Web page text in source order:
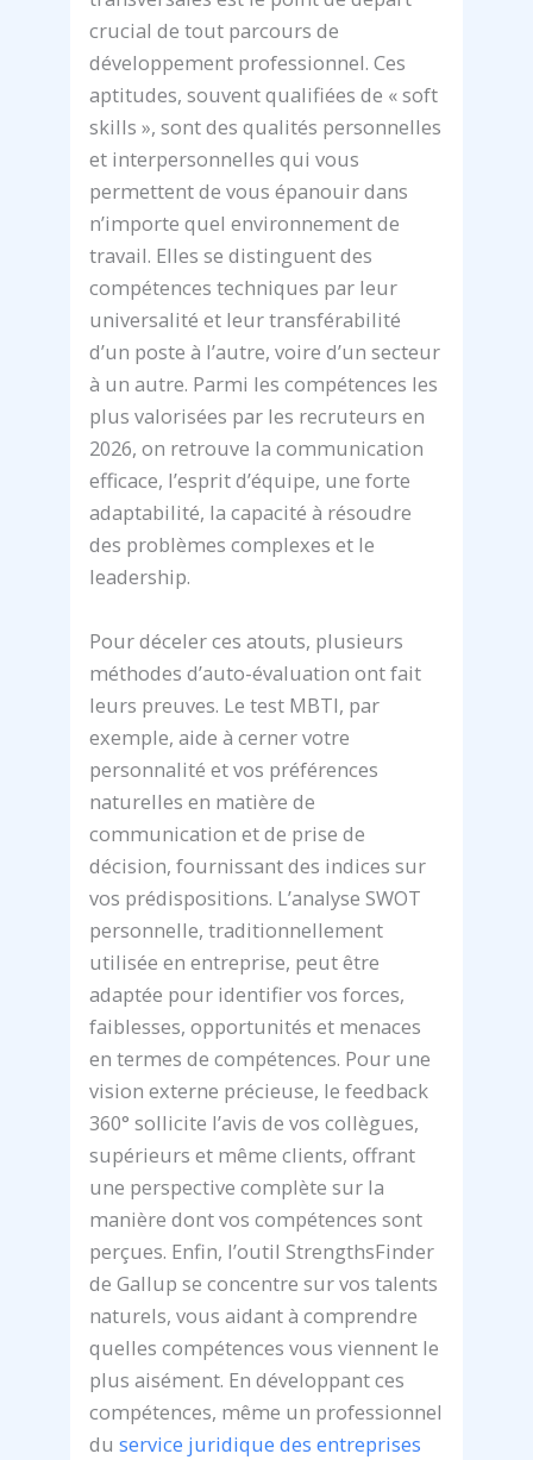
crucial de tout parcours de
développement professionnel. Ces
aptitudes, souvent qualifiées de « soft
skills », sont des qualités personnelles
et interpersonnelles qui vous
permettent de vous épanouir dans
n’importe quel environnement de
travail. Elles se distinguent des
compétences techniques par leur
universalité et leur transférabilité
d’un poste à l’autre, voire d’un secteur
à un autre. Parmi les compétences les
plus valorisées par les recruteurs en
2026, on retrouve la communication
efficace, l’esprit d’équipe, une forte
adaptabilité, la capacité à résoudre
des problèmes complexes et le
leadership.
Pour déceler ces atouts, plusieurs
méthodes d’auto-évaluation ont fait
leurs preuves. Le test MBTI, par
exemple, aide à cerner votre
personnalité et vos préférences
naturelles en matière de
communication et de prise de
décision, fournissant des indices sur
vos prédispositions. L’analyse SWOT
personnelle, traditionnellement
utilisée en entreprise, peut être
adaptée pour identifier vos forces,
faiblesses, opportunités et menaces
en termes de compétences. Pour une
vision externe précieuse, le feedback
360° sollicite l’avis de vos collègues,
supérieurs et même clients, offrant
une perspective complète sur la
manière dont vos compétences sont
perçues. Enfin, l’outil StrengthsFinder
de Gallup se concentre sur vos talents
naturels, vous aidant à comprendre
quelles compétences vous viennent le
plus aisément. En développant ces
compétences, même un professionnel
duservice juridique des entreprises